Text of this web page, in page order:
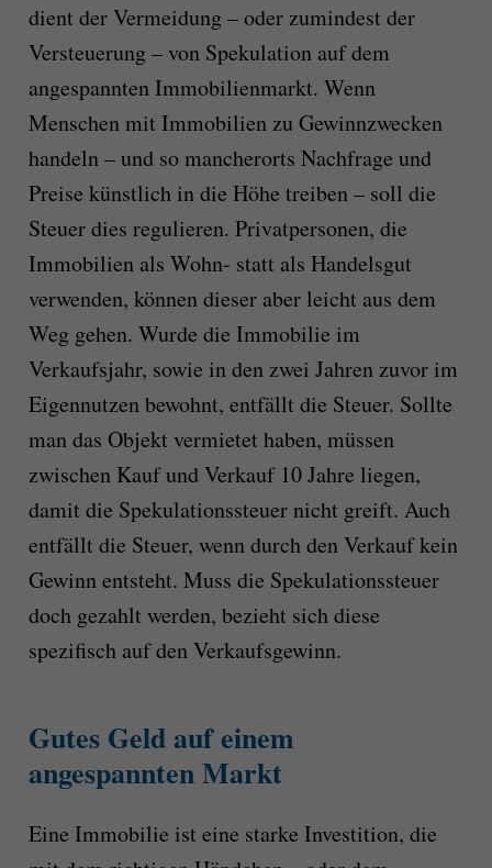
dient der Vermeidung – oder zumindest der
Versteuerung – von Spekulation auf dem
angespannten Immobilienmarkt. Wenn
Menschen mit Immobilien zu Gewinnzwecken
handeln – und so mancherorts Nachfrage und
Preise künstlich in die Höhe treiben – soll die
Steuer dies regulieren. Privatpersonen, die
Immobilien als Wohn- statt als Handelsgut
verwenden, können dieser aber leicht aus dem
Weg gehen. Wurde die Immobilie im
Verkaufsjahr, sowie in den zwei Jahren zuvor im
Eigennutzen bewohnt, entfällt die Steuer. Sollte
man das Objekt vermietet haben, müssen
zwischen Kauf und Verkauf 10 Jahre liegen,
damit die Spekulationssteuer nicht greift. Auch
entfällt die Steuer, wenn durch den Verkauf kein
Gewinn entsteht. Muss die Spekulationssteuer
doch gezahlt werden, bezieht sich diese
spezifisch auf den Verkaufsgewinn.
Gutes Geld auf einem
angespannten Markt
Eine Immobilie ist eine starke Investition, die